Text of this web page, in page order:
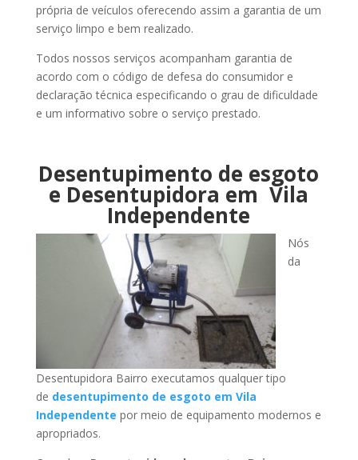
própria de veículos oferecendo assim a garantia de um
serviço limpo e bem realizado.
Todos nossos serviços acompanham garantia de
acordo com o código de defesa do consumidor e
declaração técnica especificando o grau de dificuldade
e um informativo sobre o serviço prestado.
Desentupimento de esgoto
e Desentupidora em Vila
Independente
Nós
da
Desentupidora Bairro executamos qualquer tipo
de desentupimento de esgoto em Vila
Independente por meio de equipamento modernos e
apropriados.